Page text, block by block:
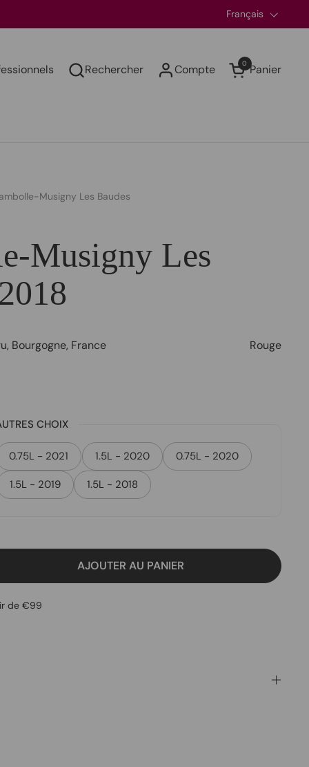
Langue
Français
Rechercher Compte Ouvrir le panier
Panier
0
Musigny Les Baudes
Musigny Les
, Bourgogne, France Rouge
CHOIX
0.75L - 2021 1.5L - 2020 0.75L - 2020
1.5L - 2019 1.5L - 2018
AJOUTER AU PANIER
de €99